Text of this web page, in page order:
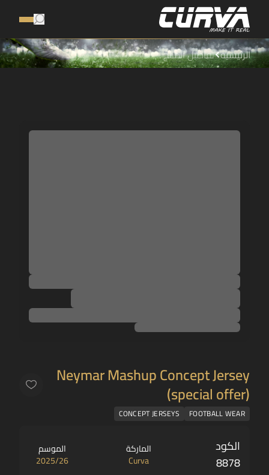
الرئيسية تفاصيل المنتج
Neymar Mashup Concept Jersey
(special offer)
FOOTBALL WEAR
CONCEPT JERSEYS
الكود
8878
الماركة
Curva
الموسم
2025/26